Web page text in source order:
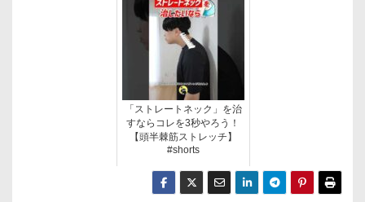
「ストレートネック」を治
すならコレを3秒やろう！
【頭半棘筋ストレッチ】
#shorts